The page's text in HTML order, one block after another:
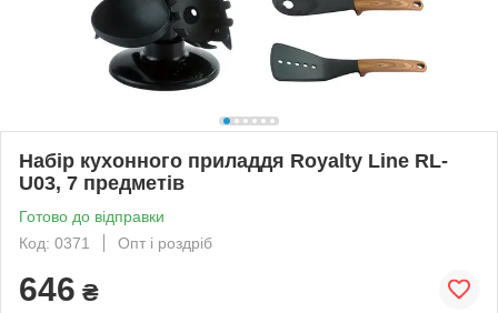
Набір кухонного приладдя Royalty Line RL-
U03, 7 предметів
Готово до відправки
Код: 0371
Опт і роздріб
646 ₴